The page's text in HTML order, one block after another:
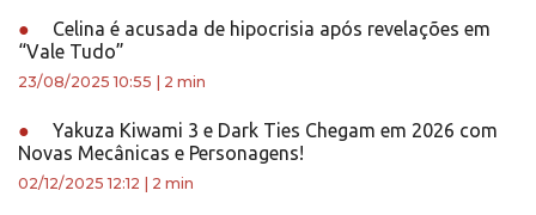
●
Celina é acusada de hipocrisia após revelações em
“Vale Tudo”
23/08/2025 10:55 2 min
●
Yakuza Kiwami 3 e Dark Ties Chegam em 2026 com
Novas Mecânicas e Personagens!
02/12/2025 12:12 2 min